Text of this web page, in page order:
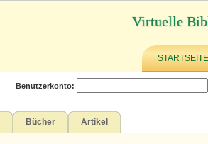
Virtuelle
STARTSEITE
Benutzerkonto:
Bücher Artikel